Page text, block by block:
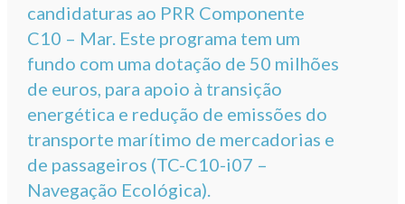
candidaturas ao PRR Componente
C10 – Mar. Este programa tem um
fundo com uma dotação de 50 milhões
de euros, para apoio à transição
energética e redução de emissões do
transporte marítimo de mercadorias e
de passageiros (TC-C10-i07 –
Navegação Ecológica).